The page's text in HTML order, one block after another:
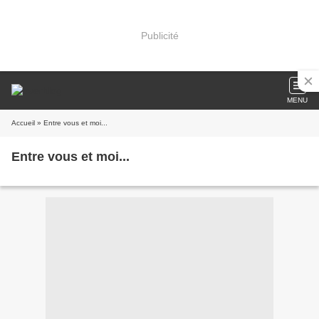
Publicité
MENU
Accueil » Entre vous et moi...
Entre vous et moi...